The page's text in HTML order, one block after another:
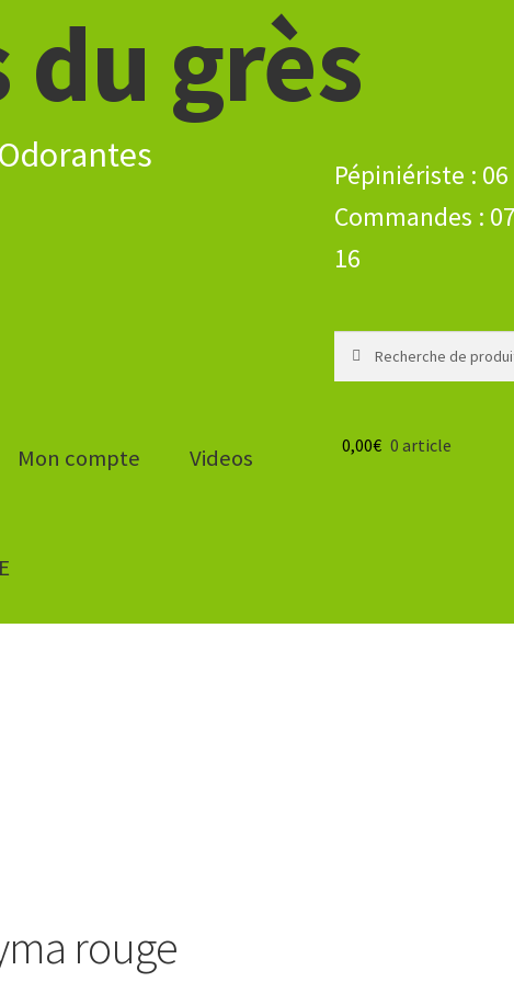
du grès
pour :
Mon compte Videos 0,00€ 0 article
rouge